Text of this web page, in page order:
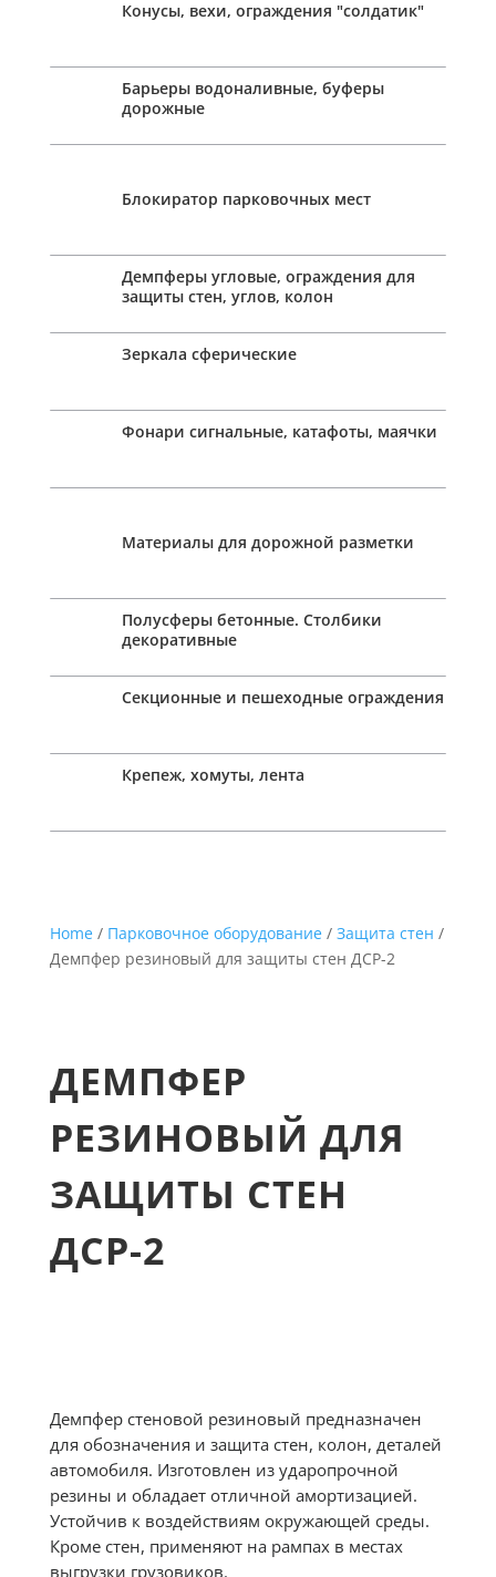
Конусы, вехи, ограждения "солдатик"
Барьеры водоналивные, буферы
дорожные
Блокиратор парковочных мест
Демпферы угловые, ограждения для
защиты стен, углов, колон
Зеркала сферические
Фонари сигнальные, катафоты, маячки
Материалы для дорожной разметки
Полусферы бетонные. Столбики
декоративные
Секционные и пешеходные ограждения
Крепеж, хомуты, лента
Home/ Парковочное оборудование/ Защита стен /
Демпфер резиновый для защиты стен ДСР-2
ДЕМПФЕР
РЕЗИНОВЫЙ ДЛЯ
ЗАЩИТЫ СТЕН
ДСР-2
Демпфер стеновой резиновый предназначен
для обозначения и защита стен, колон, деталей
автомобиля. Изготовлен из ударопрочной
резины и обладает отличной амортизацией.
Устойчив к воздействиям окружающей среды.
Кроме стен, применяют на рампах в местах
выгрузки грузовиков.